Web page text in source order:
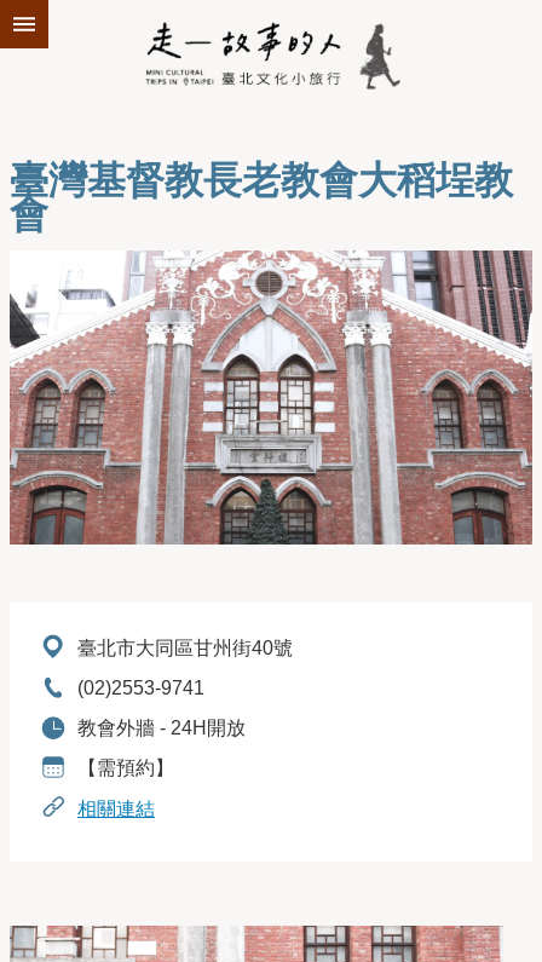
跳到主要內容區塊
臺灣基督教長老教會大稻埕教
會
地址：臺北市大同區甘州街40號
電話：(02)2553-9741
開放時間：
教會外牆 - 24H開放
預約資訊：
【需預約】
相關連結